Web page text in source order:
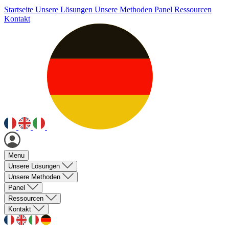
Startseite Unsere Lösungen Unsere Methoden Panel Ressourcen
Kontakt
Menu
Unsere Lösungen
Unsere Methoden
Panel
Ressourcen
Kontakt